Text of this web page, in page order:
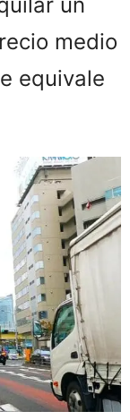
medio
equivale